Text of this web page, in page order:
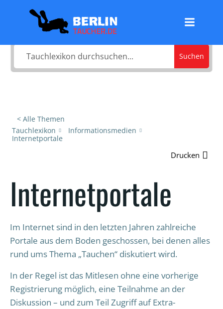
Inhalt
springen
Was sucht du?
Suchen
< Alle Themen
Tauchlexikon
Informationsmedien
Internetportale
Drucken
Internetportale
Im Internet sind in den letzten Jahren zahlreiche
Portale aus dem Boden geschossen, bei denen alles
rund ums Thema „Tauchen“ diskutiert wird.
In der Regel ist das Mitlesen ohne eine vorherige
Registrierung möglich, eine Teilnahme an der
Diskussion – und zum Teil Zugriff auf Extra-